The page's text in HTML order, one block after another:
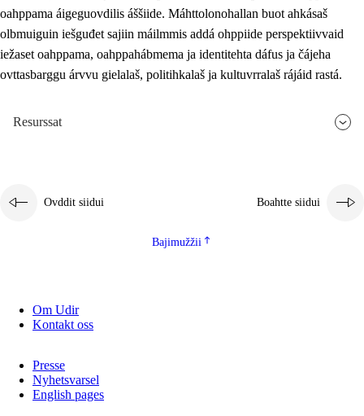
oahppama áigeguovdilis áššiide. Máhttolonohallan buot ahkásaš
olbmuiguin iešguđet sajiin máilmmis addá ohppiide perspektiivvaid
iežaset oahppama, oahppahábmema ja identitehta dáfus ja čájeha
ovttasbarggu árvvu gielalaš, politihkalaš ja kultuvrralaš rájáid rastá.
Resurssat
Ovddit siidui Boahtte siidui
Bajimužžii
Om Udir
Kontakt oss
Presse
Nyhetsvarsel
English pages